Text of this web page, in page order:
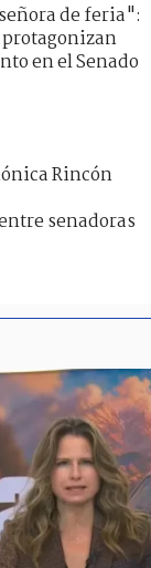
de feria":
en el Senado
Rincón
senadoras